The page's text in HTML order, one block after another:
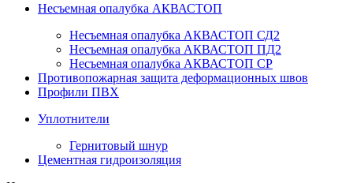
Несъемная опалубка АКВАСТОП
Несъемная опалубка АКВАСТОП СД2
Несъемная опалубка АКВАСТОП ПД2
Несъемная опалубка АКВАСТОП СР
Противопожарная защита деформационных швов
Профили ПВХ
Уплотнители
Гернитовый шнур
Цементная гидроизоляция